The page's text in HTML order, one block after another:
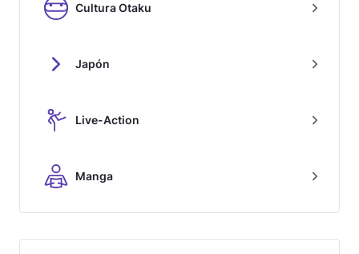
Cultura Otaku
Japón
Live-Action
Manga